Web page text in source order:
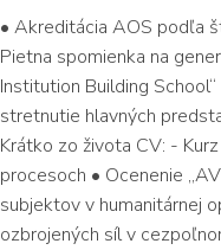
• Akreditácia AOS podľa
Pietna spomienka na
Institution Building
stretnutie hlavných
Krátko zo života CV: -
procesoch • Ocenenie
subjektov v humanitárnej
ozbrojených síl v